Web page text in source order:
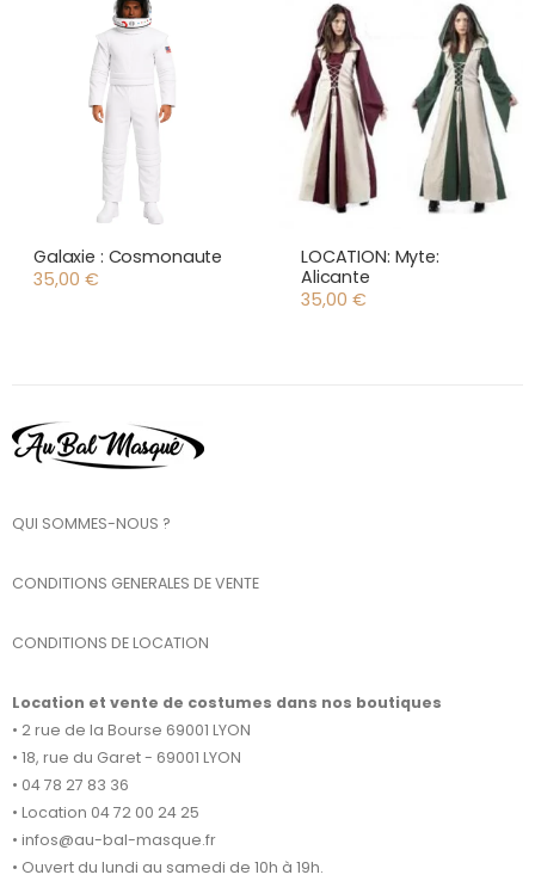
Galaxie : Cosmonaute
35,00 €
LOCATION: Myte:
Alicante
35,00 €
QUI SOMMES-NOUS ?
CONDITIONS GENERALES DE VENTE
CONDITIONS DE LOCATION
Location et vente de costumes dans nos boutiques
• 2 rue de la Bourse 69001 LYON
• 18, rue du Garet - 69001 LYON
• 04 78 27 83 36
• Location 04 72 00 24 25
• infos@au-bal-masque.fr
• Ouvert du lundi au samedi de 10h à 19h.